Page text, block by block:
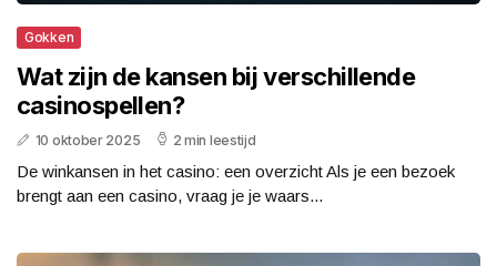
Gokken
Wat zijn de kansen bij verschillende
casinospellen?
10 oktober 2025 2 min leestijd
De winkansen in het casino: een overzicht Als je een bezoek
brengt aan een casino, vraag je je waars...